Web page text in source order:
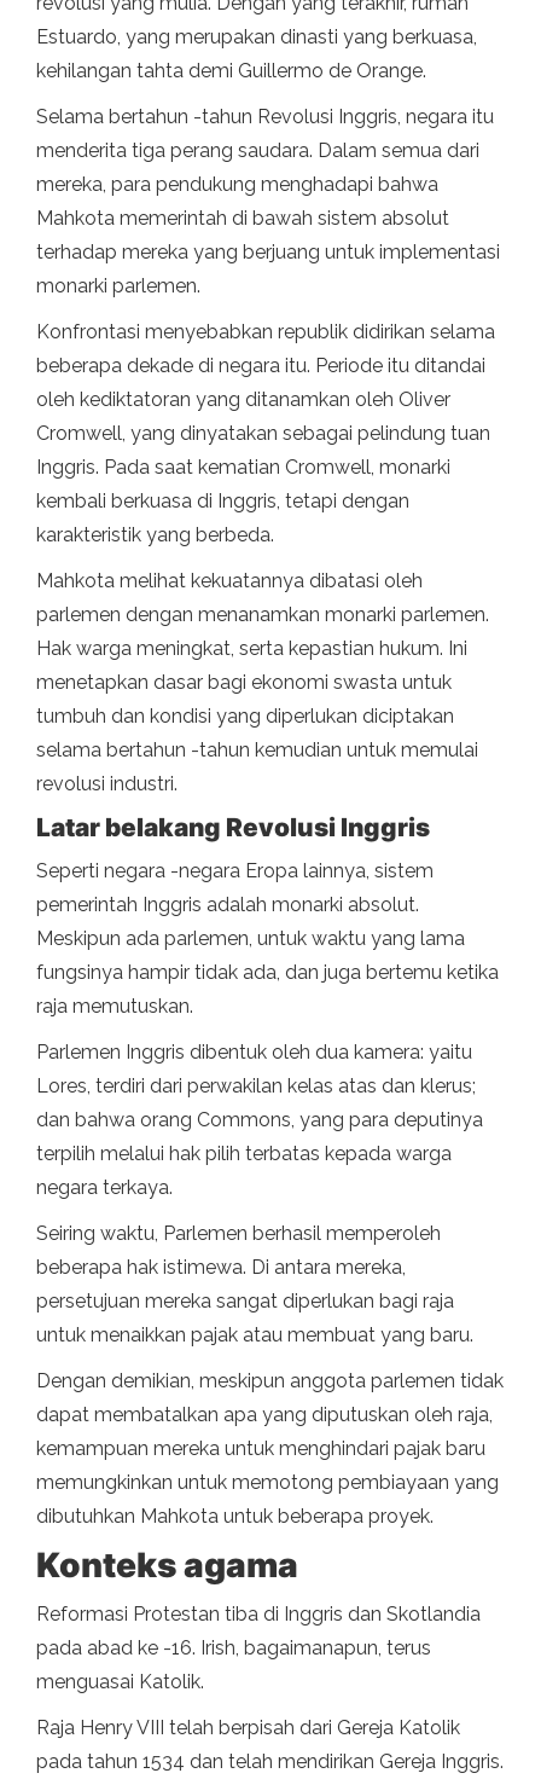
Estuardo, yang merupakan dinasti yang berkuasa,
kehilangan tahta demi Guillermo de Orange.
Selama bertahun -tahun Revolusi Inggris, negara itu
menderita tiga perang saudara. Dalam semua dari
mereka, para pendukung menghadapi bahwa
Mahkota memerintah di bawah sistem absolut
terhadap mereka yang berjuang untuk implementasi
monarki parlemen.
Konfrontasi menyebabkan republik didirikan selama
beberapa dekade di negara itu. Periode itu ditandai
oleh kediktatoran yang ditanamkan oleh Oliver
Cromwell, yang dinyatakan sebagai pelindung tuan
Inggris. Pada saat kematian Cromwell, monarki
kembali berkuasa di Inggris, tetapi dengan
karakteristik yang berbeda.
Mahkota melihat kekuatannya dibatasi oleh
parlemen dengan menanamkan monarki parlemen.
Hak warga meningkat, serta kepastian hukum. Ini
menetapkan dasar bagi ekonomi swasta untuk
tumbuh dan kondisi yang diperlukan diciptakan
selama bertahun -tahun kemudian untuk memulai
revolusi industri.
Latar belakang Revolusi Inggris
Seperti negara -negara Eropa lainnya, sistem
pemerintah Inggris adalah monarki absolut.
Meskipun ada parlemen, untuk waktu yang lama
fungsinya hampir tidak ada, dan juga bertemu ketika
raja memutuskan.
Parlemen Inggris dibentuk oleh dua kamera: yaitu
Lores, terdiri dari perwakilan kelas atas dan klerus;
dan bahwa orang Commons, yang para deputinya
terpilih melalui hak pilih terbatas kepada warga
negara terkaya.
Seiring waktu, Parlemen berhasil memperoleh
beberapa hak istimewa. Di antara mereka,
persetujuan mereka sangat diperlukan bagi raja
untuk menaikkan pajak atau membuat yang baru.
Dengan demikian, meskipun anggota parlemen tidak
dapat membatalkan apa yang diputuskan oleh raja,
kemampuan mereka untuk menghindari pajak baru
memungkinkan untuk memotong pembiayaan yang
dibutuhkan Mahkota untuk beberapa proyek.
Konteks agama
Reformasi Protestan tiba di Inggris dan Skotlandia
pada abad ke -16. Irish, bagaimanapun, terus
menguasai Katolik.
Raja Henry VIII telah berpisah dari Gereja Katolik
pada tahun 1534 dan telah mendirikan Gereja Inggris.